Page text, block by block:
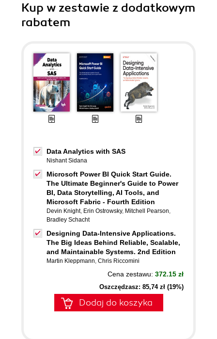
Kup w zestawie z dodatkowym
rabatem
Data Analytics with SAS
Nishant Sidana
Microsoft Power BI Quick Start Guide.
The Ultimate Beginner's Guide to Power
BI, Data Storytelling, AI Tools, and
Microsoft Fabric - Fourth Edition
Devin Knight, Erin Ostrowsky, Mitchell Pearson,
Bradley Schacht
Designing Data-Intensive Applications.
The Big Ideas Behind Reliable, Scalable,
and Maintainable Systems. 2nd Edition
Martin Kleppmann, Chris Riccomini
Cena zestawu: 372.15 zł
Oszczędzasz: 85,74 zł (19%)
Dodaj do koszyka